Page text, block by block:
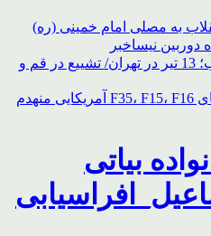
به مصلی امام خمینی (ره)
نیساخبر
وداع با رهبر شهید انقلاب؛ 13 تیر در تهران/ تشییع در قم و
محل استقرار جنگنده های F35، F15، F16 آمریکایی منهدم
بیاتی